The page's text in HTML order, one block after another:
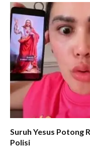
Suruh Yesus Potong
Polisi